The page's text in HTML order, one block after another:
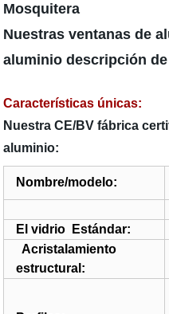
Mosquitera
Nuestras ventanas de
aluminio descripción
Características únicas:
Nuestra CE/BV fábrica
aluminio:
Nombre/modelo:
El vidrio Estándar:
Acristalamiento
estructural: